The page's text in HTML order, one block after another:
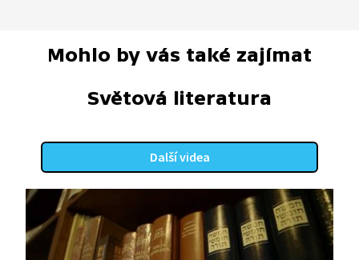
Mohlo by vás také zajímat
Světová literatura
Další videa